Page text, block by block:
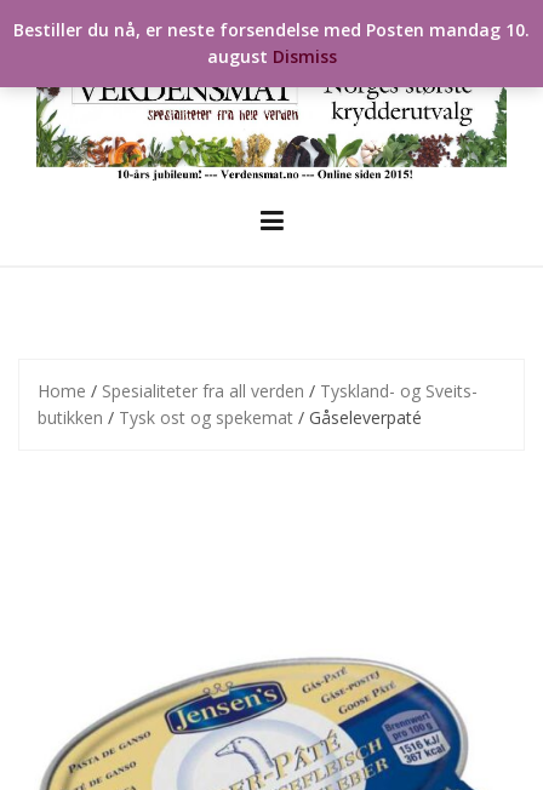
to
Home / Spesialiteter fra all verden / Tyskland- og Sveits-
butikken / Tysk ost og spekemat / Gåseleverpaté
Bestiller du nå, er neste forsendelse med Posten mandag 10.
august Dismiss